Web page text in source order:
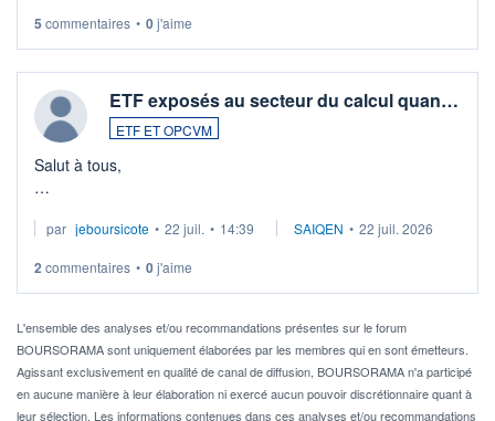
5 commentaires • 0j'aime
ETF exposés au secteur du calcul quan…
ETF ET OPCVM
Salut à tous,
via un ETF plutôt que des actions individuelles.
Idéalement, je voudrais qu'il soit éligible au PEA.
Pour l' ...
par jeboursicote • 22 juil. • 14:39 SAIQEN • 22 juil. 2026
2 commentaires • 0j'aime
L'ensemble des analyses et/ou recommandations présentes sur le forum
BOURSORAMA sont uniquement élaborées par les membres qui en sont émetteurs.
Agissant exclusivement en qualité de canal de diffusion, BOURSORAMA n'a participé
en aucune manière à leur élaboration ni exercé aucun pouvoir discrétionnaire quant à
leur sélection. Les informations contenues dans ces analyses et/ou recommandations